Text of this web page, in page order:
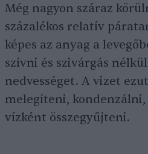
Még nagyon száraz
százalékos relatív
képes az anyag a
szívni és szivárgás
nedvességet. A vizet
melegíteni,
vízként összegyűjteni.